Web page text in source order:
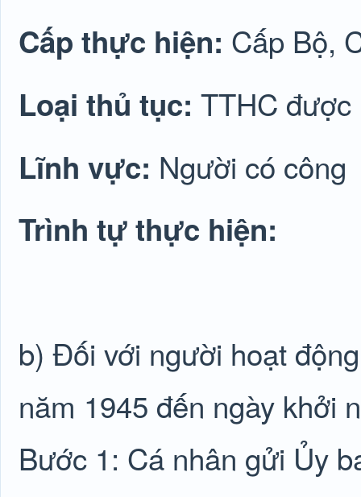
Cấp thực hiện: Cấp Bộ,
Loại thủ tục: TTHC được
Lĩnh vực: Người có công
Trình tự thực hiện:
b) Đối với người hoạt
năm 1945 đến ngày khởi
Bước 1: Cá nhân gửi Ủy